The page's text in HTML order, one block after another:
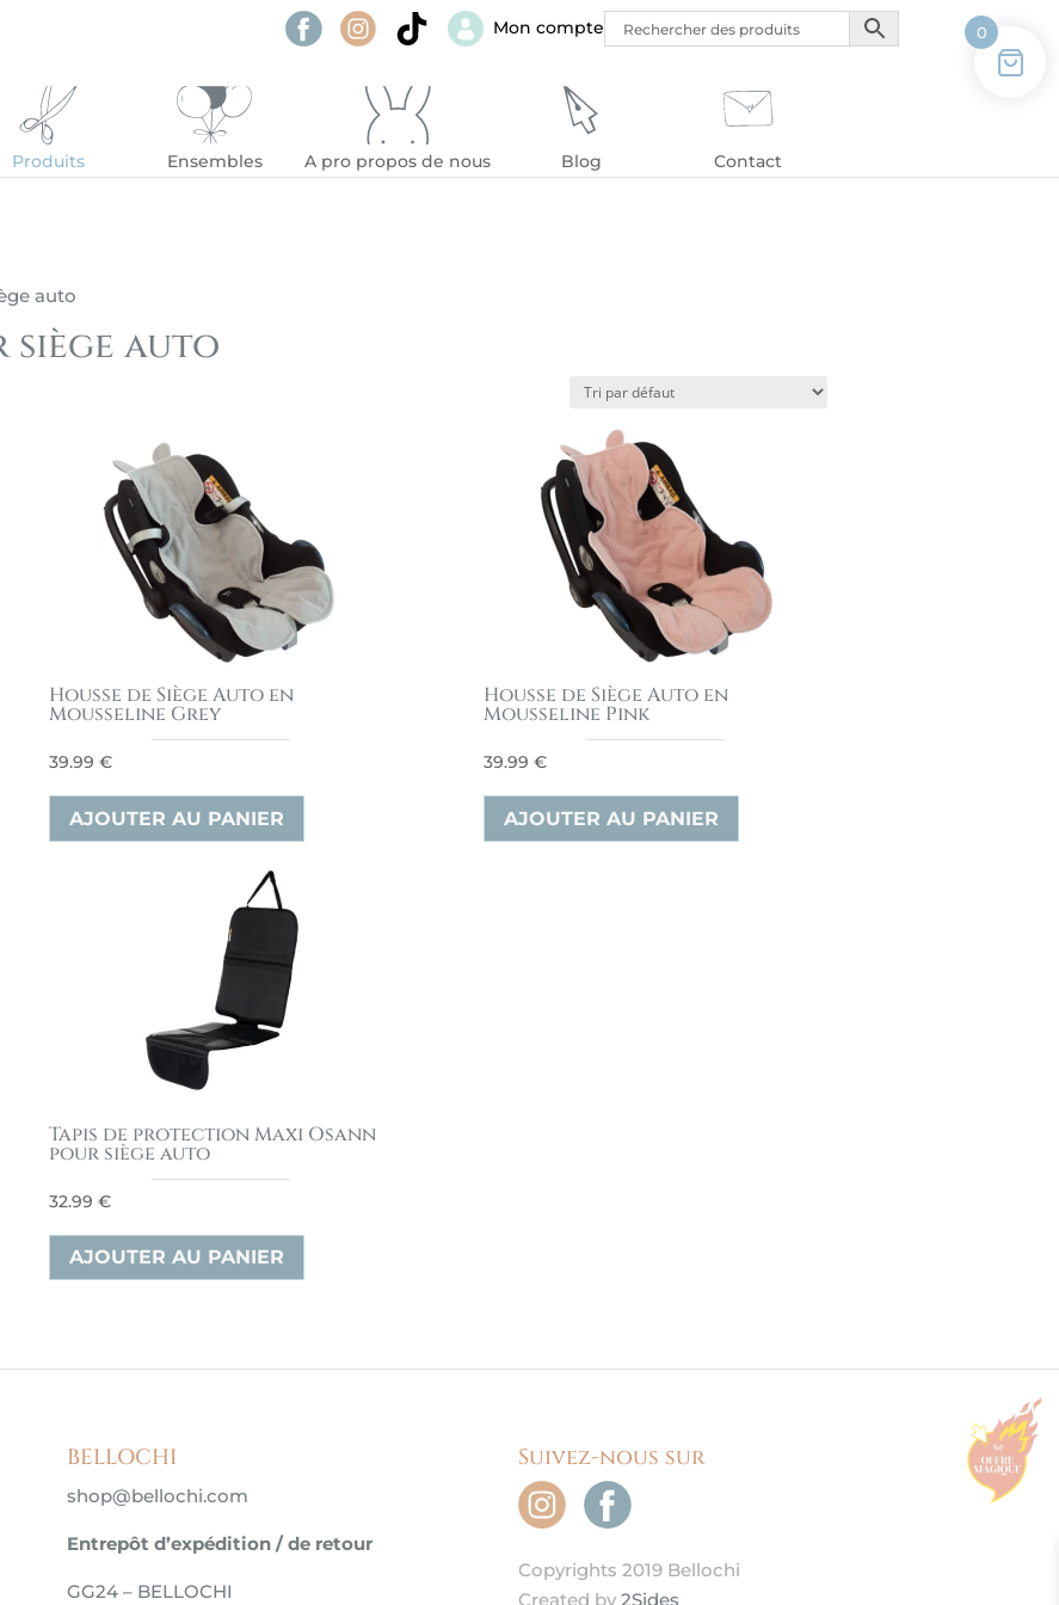
Mon compte
Produits Ensembles A pro propos de nous Blog Contact
auto
siège auto
Housse de Siège Auto en
Mousseline Grey
39.99€
AJOUTER AU PANIER
Housse de Siège Auto en
Mousseline Pink
39.99€
AJOUTER AU PANIER
Tapis de protection Maxi Osann
pour siège auto
32.99€
AJOUTER AU PANIER
BELLOCHI
shop@bellochi.com
Entrepôt d’expédition / de retour
GG24 – BELLOCHI
Suivez-nous sur
Copyrights 2019 Bellochi
Created by 2Sides
0